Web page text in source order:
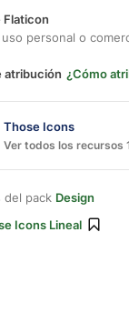
Flaticon
personal o
atribución ¿Cómo
Those Icons
Ver todos los recursos
del pack Design
Icons Lineal